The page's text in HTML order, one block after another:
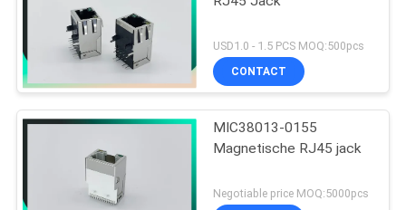
USD1.0 - 1.5 PCS MOQ:500pcs
CONTACT
MIC38013-0155
Magnetische RJ45 jack
Negotiable price MOQ:5000pcs